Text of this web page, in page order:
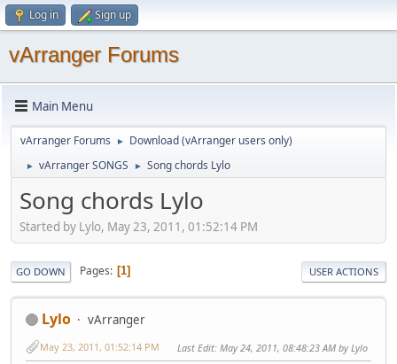
Log in Sign up
vArranger Forums
Main Menu
vArranger Forums ► Download (vArranger users only)
► vArranger SONGS ► Song chords Lylo
Song chords Lylo
Started by Lylo, May 23, 2011, 01:52:14 PM
GO DOWN Pages 1 USER ACTIONS
Lylo vArranger
May 23, 2011, 01:52:14 PM Last Edit: May 24, 2011, 08:48:23 AM by Lylo